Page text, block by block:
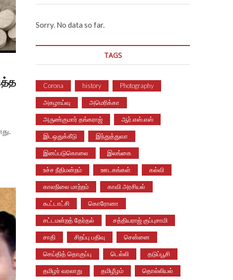
Sorry. No data so far.
TAGS
Corona history Photography
அகழாய்வு அமெரிக்கா
அருண்குமார் தங்கராஜ் ஆர்.எஸ்.எஸ்
இடஒதுக்கீடு இந்துத்துவா
இனப்படுகொலை இலங்கை
உச்ச நீதிமன்றம் ஊடகங்கள் கல்வி
காலநிலை மாற்றம் காவி அரசியல்
கூட்டாட்சி கொரோனா
சட்டமன்றத் தேர்தல் சத்தியராஜ் குப்புசாமி
சாதி சிறப்பு பதிவு சென்னை
செய்தித் தொகுப்பு டெல்லி தடுப்பூசி
தமிழர் வரலாறு தமிழீழம் தொல்லியல்